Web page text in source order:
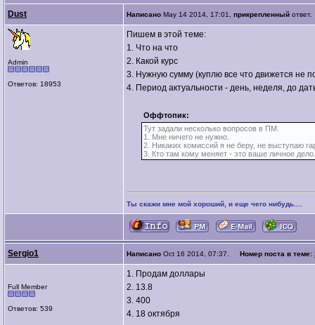
Dust Написано May 14 2014, 17:01, прикрепленный
Admin
Ответов: 18953
Пишем в этой теме:
1. Что на что
2. Какой курс
3. Нужную сумму (куплю все что движется не
4. Период актуальности - день, неделя, до
Оффтопик:
Тут задали несколько вопросов в ПМ.
1. Мне ничего не нужно.
2. Никаких комиссий я не беру, не выступаю
3. Кто там кому меняет - это ваше личное
Ты скажи мне мой хороший, и еще чего нибудь....
Sergio1 Написано Oct 16 2014, 07:37. Номер поста в теме:
Full Member
Ответов: 539
1. Продам доллары
2. 13.8
3. 400
4. 18 октября